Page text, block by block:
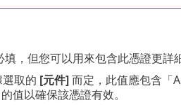
，但您可以用來包含此憑證更詳
取的 [元件]而定，此值應包含「
值以確保該憑證有效。